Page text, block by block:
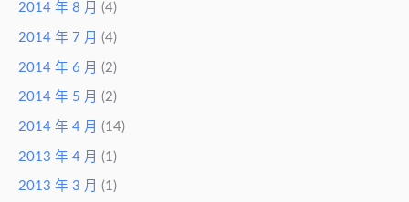
2014 年 8 月 (4)
2014 年 7 月 (4)
2014 年 6 月 (2)
2014 年 5 月 (2)
2014 年 4 月 (14)
2013 年 4 月 (1)
2013 年 3 月 (1)